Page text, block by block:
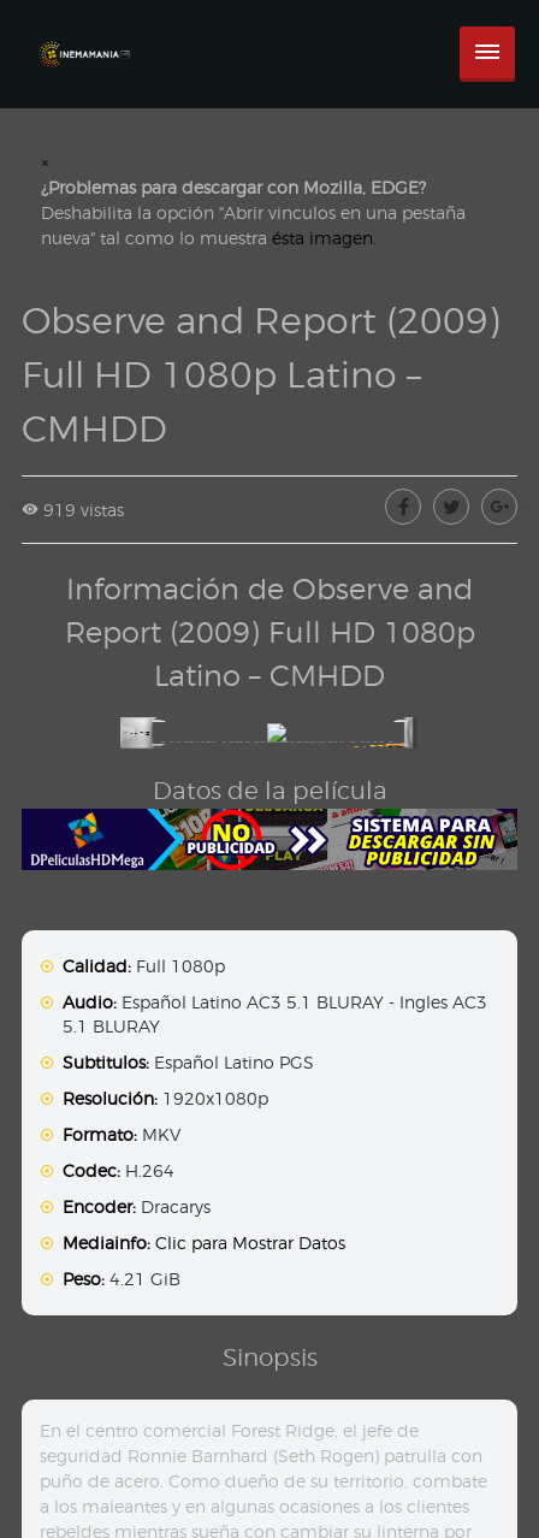
×
¿Problemas para descargar con Mozilla, EDGE?
Deshabilita la opción "Abrir vinculos en una pestaña
nueva" tal como lo muestra ésta imagen.
Observe and Report (2009)
Full HD 1080p Latino –
CMHDD
919 vistas
Información de Observe and
Report (2009) Full HD 1080p
Latino – CMHDD
Datos de la película
Calidad: Full 1080p
Audio: Español Latino AC3 5.1 BLURAY - Ingles AC3
5.1 BLURAY
Subtitulos: Español Latino PGS
Resolución: 1920x1080p
Formato: MKV
Codec: H.264
Encoder: Dracarys
Mediainfo: Clic para Mostrar Datos
Peso: 4.21 GiB
Sinopsis
En el centro comercial Forest Ridge, el jefe de
seguridad Ronnie Barnhard (Seth Rogen) patrulla con
puño de acero. Como dueño de su territorio, combate
a los maleantes y en algunas ocasiones a los clientes
rebeldes mientras sueña con cambiar su linterna por